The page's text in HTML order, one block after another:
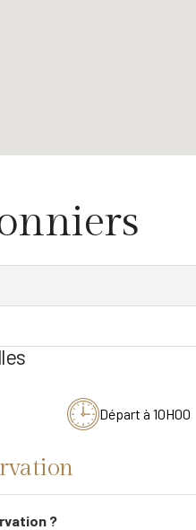
Départ à 10H00
?